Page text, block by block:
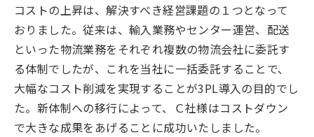
コストの上昇は、解決すべき経営課題の１つとなって
おりました。従来は、輸入業務やセンター運営、配送
といった物流業務をそれぞれ複数の物流会社に委託す
る体制でしたが、これを当社に一括委託することで、
大幅なコスト削減を実現することが3PL導入の目的でし
た。新体制への移行によって、Ｃ社様はコストダウン
で大きな成果をあげることに成功いたしました。